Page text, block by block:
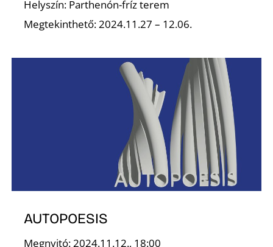
Helyszín: Parthenón-fríz terem
Megtekinthető: 2024.11.27 – 12.06.
AUTOPOESIS
Megnyitó: 2024.11.12., 18:00